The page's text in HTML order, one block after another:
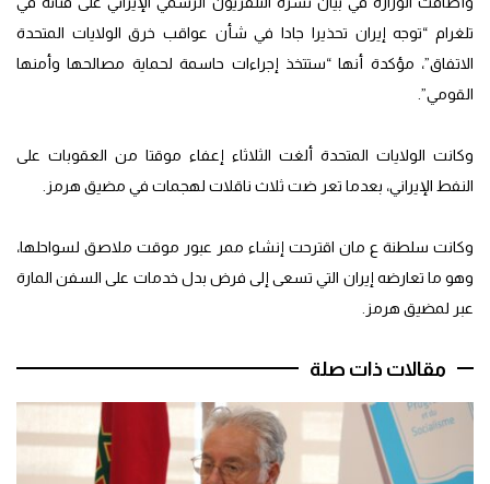
تلغرام “توجه إيران تحذيرا جادا في شأن عواقب خرق الولايات المتحدة
الاتفاق”، مؤكدة أنها “ستتخذ إجراءات حاسمة لحماية مصالحها وأمنها
القومي”.
وكانت الولايات المتحدة ألغت الثلاثاء إعفاء موقتا من العقوبات على
النفط الإيراني، بعدما تعر ضت ثلاث ناقلات لهجمات في مضيق هرمز.
وكانت سلطنة ع مان اقترحت إنشاء ممر عبور موقت ملاصق لسواحلها،
وهو ما تعارضه إيران التي تسعى إلى فرض بدل خدمات على السفن المارة
عبر لمضيق هرمز.
مقالات ذات صلة